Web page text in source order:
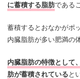
に蓄積する脂肪である
蓄積するとおなかがポ
内臓脂肪が多い肥満の
内臓脂肪の特徴として
肪が蓄積されていると